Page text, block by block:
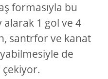
formasıyla bu
1 gol ve 4
santrfor ve kanat
de